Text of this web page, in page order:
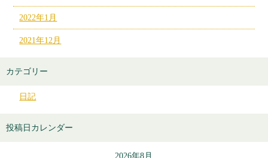
2022年1月
2021年12月
カテゴリー
日記
投稿日カレンダー
2026年8月